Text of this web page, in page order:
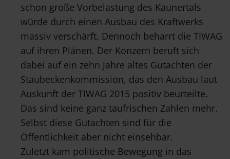
schon große Vorbelastung des Kaunertals
würde durch einen Ausbau des Kraftwerks
massiv verschärft. Dennoch beharrt die TIWAG
auf ihren Plänen. Der Konzern beruft sich
dabei auf ein zehn Jahre altes Gutachten der
Staubeckenkommission, das den Ausbau laut
Auskunft der TIWAG 2015 positiv beurteilte.
Das sind keine ganz taufrischen Zahlen mehr.
Selbst diese Gutachten sind für die
Öffentlichkeit aber nicht einsehbar.
Zuletzt kam politische Bewegung in das